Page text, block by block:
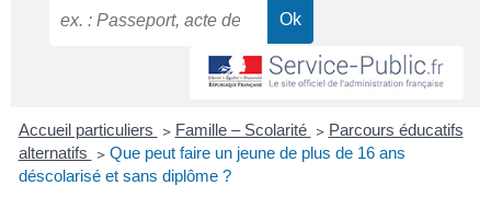
Accueil particuliers > Famille – Scolarité > Parcours éducatifs
alternatifs > Que peut faire un jeune de plus de 16 ans
déscolarisé et sans diplôme ?